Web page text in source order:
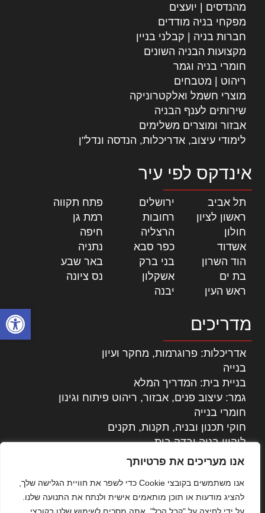
פתח
אנו מעריכים את פרטיותך
אנו משתמשים בקובצי Cookie כדי לשפר את חוויית הגלישה שלך,
להציג מודעות או תוכן מותאמים אישית ולנתח את התנועה שלנו.
מהנדסים | יועצים
מפקחי בניה מודדים
חברות בניה | קבלני בניין
מקצועות הבניה השונים
חומרי בניה וגמר
ריהוט | מטבחים
מוצרי חשמל ואלקטרוניקה
שירותים לענף הבניה
אבזור ומוצרים משלימים
לימודי עיצוב, אדריכלות, הנדסה ונדל"ן
אינדקס לפי עיר
תל אביב ירושלים פתח תקווה
ראשון לציון
רחובות רמת גן
חולון
הרצליה חיפה
אשדוד
כפר סבא נתניה
הוד השרון
בני ברק באר שבע
בת ים
אשקלון נס ציונה
ראש העין
יבנה
מדריכים
אדריכלות: פרוגרמות, מחקר ועיון
בנייה
בניית בית: המדריך המלא
גמר: עיצוב פנים, אבזור, ריהוט פיתוח וגינון
חומרי בנייה
חוקי תכנון ובניה, תקנות, תקנים
ליקויי בניה ובדק בית
נדל"ן: זכויות, אגרות ועסקאות
עקרונות ניהול אחזקה מתקדמות
צילום אדריכלי